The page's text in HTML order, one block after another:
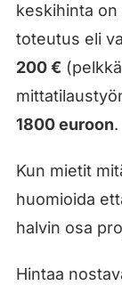
keskihinta on
toteutus eli
200 €
1800 euroon.
Kun mietit
huomioida
halvin osa
Hintaa